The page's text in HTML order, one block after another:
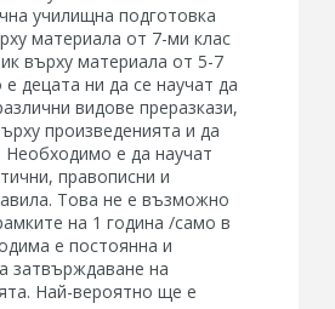
училищна подготовка
материала от 7-ми клас
върху материала от 5-7
децата ни да се научат да
видове преразкази,
произведенията и да
е да научат
правописни и
Това не е възможно
на 1 година /само в
е постоянна и
затвърждаване на
Най-вероятно ще е